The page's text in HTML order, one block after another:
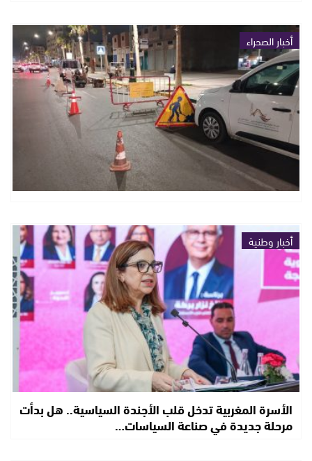
أخبار الصحراء
أخبار وطنية
الأسرة المغربية تدخل قلب الأجندة السياسية.. هل بدأت
مرحلة جديدة في صناعة السياسات…